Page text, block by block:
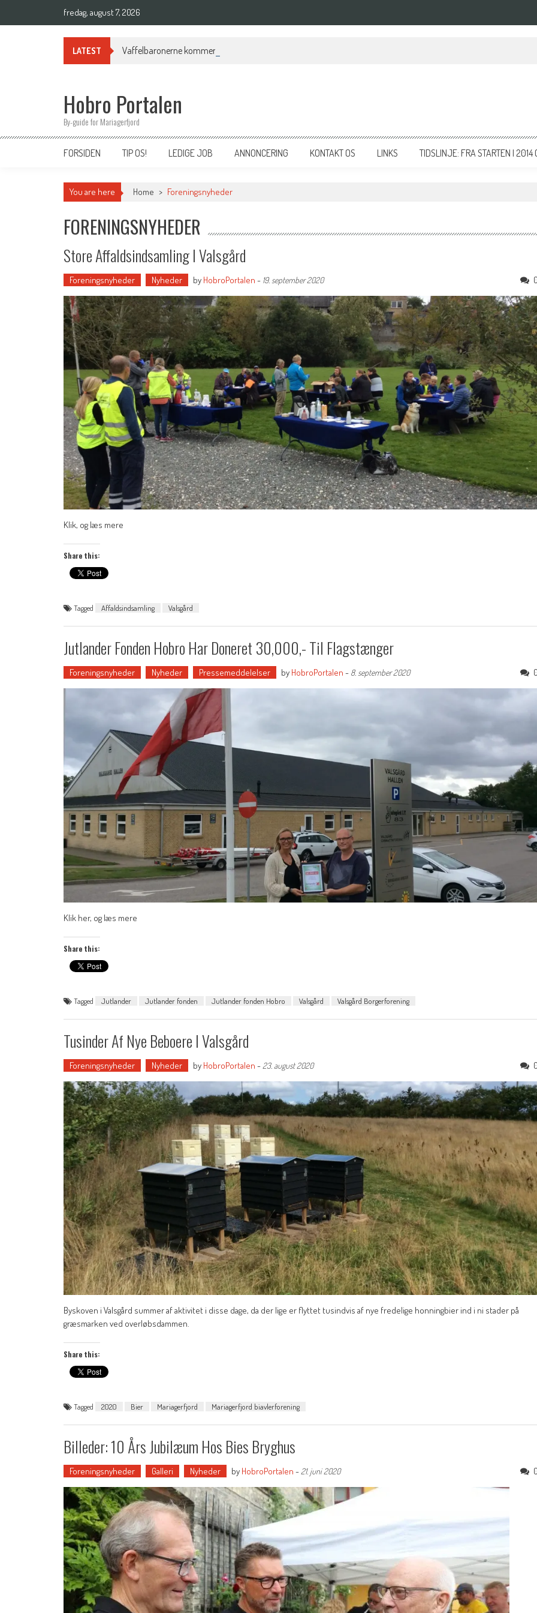
fredag, august 7, 2026
LATEST Vaffelbaronerne kommer til Hobro og serverer Bubble Waffles i lange baner
Hobro Portalen
By-guide for Mariagerfjord
FORSIDEN TIP OS! LEDIGE JOB ANNONCERING KONTAKT OS LINKS TIDSLINJE: FRA STARTEN I 2014
You are here Home > Foreningsnyheder
FORENINGSNYHEDER
Store Affaldsindsamling I Valsgård
Foreningsnyheder Nyheder by HobroPortalen - 19. september 2020
Klik, og læs mere
Share this:
Tagged Affaldsindsamling Valsgård
Jutlander Fonden Hobro Har Doneret 30,000,- Til Flagstænger
Foreningsnyheder Nyheder Pressemeddelelser by HobroPortalen - 8. september 2020
Klik her, og læs mere
Share this:
Tagged Jutlander Jutlander fonden Jutlander fonden Hobro Valsgård Valsgård Borgerforening
Tusinder Af Nye Beboere I Valsgård
Foreningsnyheder Nyheder by HobroPortalen - 23. august 2020
Byskoven i Valsgård summer af aktivitet i disse dage, da der lige er flyttet tusindvis af nye fredelige honningbier ind i ni stader på
græsmarken ved overløbsdammen.
Share this:
Tagged 2020 Bier Mariagerfjord Mariagerfjord biavlerforening
Billeder: 10 Års Jubilæum Hos Bies Bryghus
Foreningsnyheder Galleri Nyheder by HobroPortalen - 21. juni 2020